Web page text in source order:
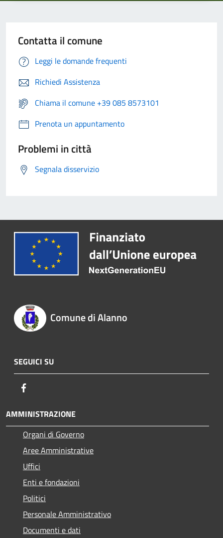
Contatta il comune
Leggi le domande frequenti
Richiedi Assistenza
Chiama il comune +39 085 8573101
Prenota un appuntamento
Problemi in città
Segnala disservizio
Comune di Alanno
SEGUICI SU
AMMINISTRAZIONE
Organi di Governo
Aree Amministrative
Uffici
Enti e fondazioni
Politici
Personale Amministrativo
Documenti e dati